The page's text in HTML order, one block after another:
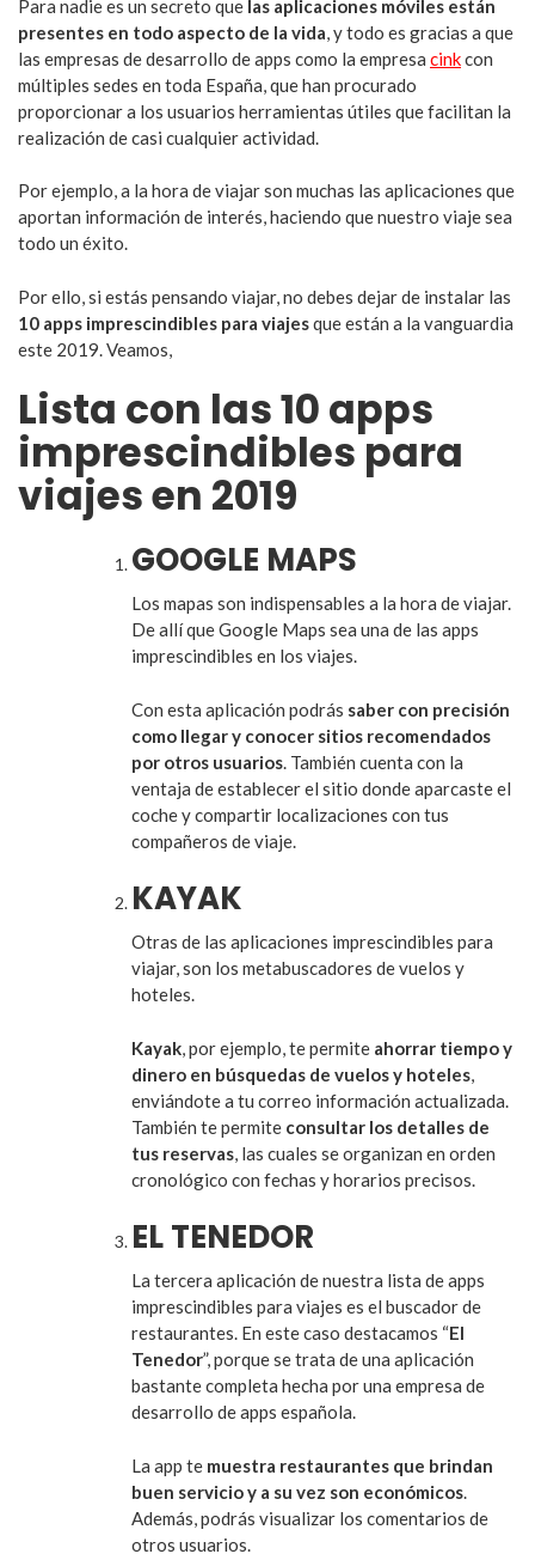
Para nadie es un secreto que las aplicaciones móviles están
presentes en todo aspecto de la vida, y todo es gracias a que
las empresas de desarrollo de apps como la empresa cinkcon
múltiples sedes en toda España, que han procurado
proporcionar a los usuarios herramientas útiles que facilitan la
realización de casi cualquier actividad.
Por ejemplo, a la hora de viajar son muchas las aplicaciones que
aportan información de interés, haciendo que nuestro viaje sea
todo un éxito.
Por ello, si estás pensando viajar, no debes dejar de instalar las
10 apps imprescindibles para viajesque están a la vanguardia
este 2019. Veamos,
Lista con las 10 apps
imprescindibles para
viajes en 2019
GOOGLE MAPS
Los mapas son indispensables a la hora de viajar.
De allí que Google Maps sea una de las apps
imprescindibles en los viajes.
Con esta aplicación podrás saber con precisión
como llegar y conocer sitios recomendados
por otros usuarios. También cuenta con la
ventaja de establecer el sitio donde aparcaste el
coche y compartir localizaciones con tus
compañeros de viaje.
KAYAK
Otras de las aplicaciones imprescindibles para
viajar, son los metabuscadores de vuelos y
hoteles.
Kayak, por ejemplo, te permite ahorrar tiempo y
dinero en búsquedas de vuelos y hoteles,
enviándote a tu correo información actualizada.
También te permite consultar los detalles de
tus reservas, las cuales se organizan en orden
cronológico con fechas y horarios precisos.
EL TENEDOR
La tercera aplicación de nuestra lista de apps
imprescindibles para viajes es el buscador de
restaurantes. En este caso destacamos “El
Tenedor”, porque se trata de una aplicación
bastante completa hecha por una empresa de
desarrollo de apps española.
La app te muestra restaurantes que brindan
buen servicio y a su vez son económicos.
Además, podrás visualizar los comentarios de
otros usuarios.